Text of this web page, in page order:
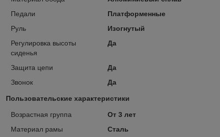
Педали
Платформенные
Руль
Изогнутый
Регулировка высоты
сиденья
Да
Защита цепи
Да
Звонок
Да
Пользовательские характеристики
Возрастная группа
От 3 лет
Материал рамы
Сталь